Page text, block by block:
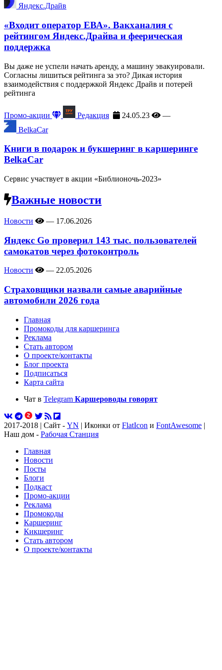
Яндекс.Драйв
«Входит оператор ЕВА». Вакханалия с
рейтингом Яндекс.Драйва и феерическая
поддержка
Вы даже не успели начать аренду, а машину эвакуировали.
Согласны лишиться рейтинга за это? Дикая история
взаимодействия с поддержкой Яндекс Драйв и потерей
рейтинга
Промо-акции Редакция 24.05.23
—
BelkaCar
Книги в подарок и букшеринг в каршеринге
BelkaCar
Сервис участвует в акции «Библионочь-2023»
Важные новости
Новости — 17.06.2026
Яндекс Go проверил 143 тыс. пользователей
самокатов через фотоконтроль
Новости — 22.05.2026
Страховщики назвали самые аварийные
автомобили 2026 года
Главная
Промокоды для каршеринга
Реклама
Стать автором
О проекте/контакты
Блог проекта
Подписаться
Карта сайта
Чат в Telegram Каршероводы говорят
2017-2018 | Сайт - YN | Иконки от FlatIcon и FontAwesome |
Наш дом - Рабочая Станция
Главная
Новости
Посты
Блоги
Подкаст
Промо-акции
Реклама
Промокоды
Каршеринг
Кикшеринг
Стать автором
О проекте/контакты